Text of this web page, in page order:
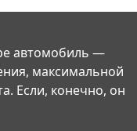
автомобиль —
максимальной
Если, конечно, он